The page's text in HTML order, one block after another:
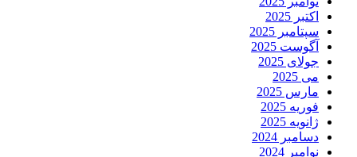
اکتبر 2025
سپتامبر 2025
آگوست 2025
جولای 2025
می 2025
مارس 2025
فوریه 2025
ژانویه 2025
دسامبر 2024
نوامبر 2024